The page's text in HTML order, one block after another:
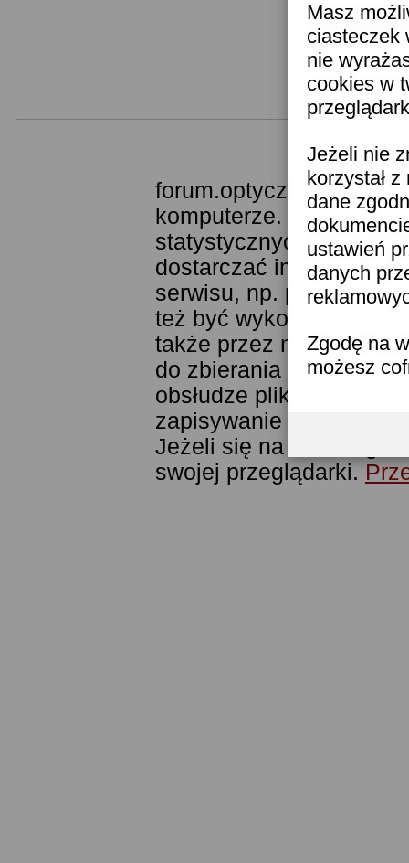
Masz
ciasteczek
nie
cookies w
Jeżeli nie
korzystał
dane
ustawień
danych
Zgodę na
możesz
forum.optyczne.pl
komputerze.
statystycznych.
dostarczać im
serwisu, np. poprzez
też być
także przez narzędzie
do zbierania statystyk.
obsłudze plików
zapisywanie ich w
Jeżeli się na to nie
swojej przeglądarki.